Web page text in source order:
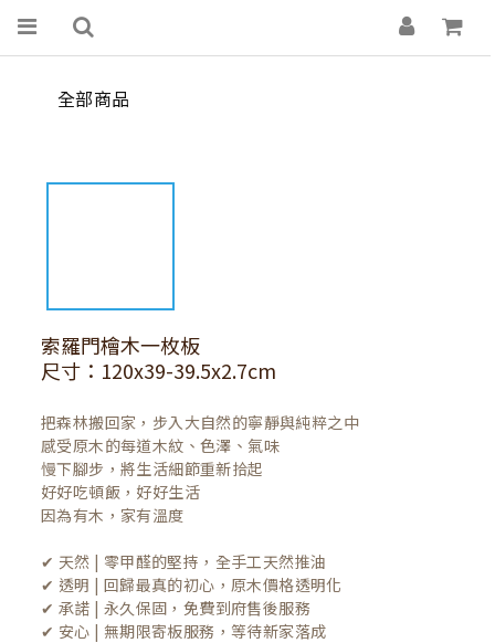
全部商品
索羅門檜木一枚板
尺寸：120x39-39.5x2.7cm
把森林搬回家，步入大自然的寧靜與純粹之中
感受原木的每道木紋、色澤、氣味
慢下腳步，將生活細節重新拾起
好好吃頓飯，好好生活
因為有木，家有溫度
✔ 天然 | 零甲醛的堅持，全手工天然推油
✔ 透明 | 回歸最真的初心，原木價格透明化
✔ 承諾 | 永久保固，免費到府售後服務
✔ 安心 | 無期限寄板服務，等待新家落成